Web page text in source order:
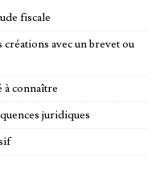
fiscale
avec un brevet ou
connaître
juridiques